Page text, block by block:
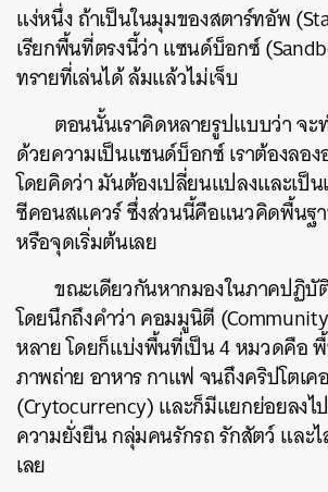
แง่หนึ่ง ถ้าเป็นในมุมของสตาร์ทอัพ
เรียกพื้นที่ตรงนี้ว่า แซนด์บ็อกซ์
ทรายที่เล่นได้ ล้มแล้วไม่เจ็บ
ตอนนั้นเราคิดหลายรูปแบบว่า จะ
ด้วยความเป็นแซนด์บ็อกซ์ เราต้องลอง
โดยคิดว่า มันต้องเปลี่ยนแปลงและเป็
ซีคอนสแควร์ ซึ่งส่วนนี้คือแนวคิดพื้นฐ
หรือจุดเริ่มต้นเลย
ขณะเดียวกันหากมองในภาคปฏิบั
โดยนึกถึงคำว่า คอมมูนิตี
หลาย โดยก็แบ่งพื้นที่เป็น 4 หมวดคือ
ภาพถ่าย อาหาร กาแฟ จนถึงคริปโตเค
(Crytocurrency) และก็มีแยกย่อยลงไ
ความยั่งยืน กลุ่มคนรักรถ รักสัตว์ และ
เลย